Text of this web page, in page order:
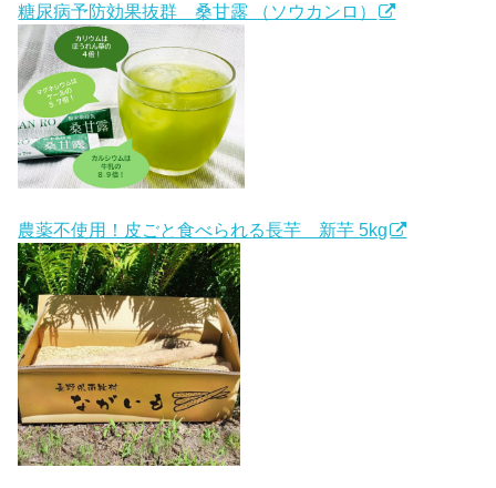
糖尿病予防効果抜群 桑甘露 （ソウカンロ）
農薬不使用！皮ごと食べられる長芋 新芋 5kg